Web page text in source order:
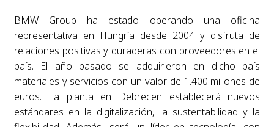
BMW Group ha estado operando una oficina
representativa en Hungría desde 2004 y disfruta de
relaciones positivas y duraderas con proveedores en el
país. El año pasado se adquirieron en dicho país
materiales y servicios con un valor de 1.400 millones de
euros. La planta en Debrecen establecerá nuevos
estándares en la digitalización, la sustentabilidad y la